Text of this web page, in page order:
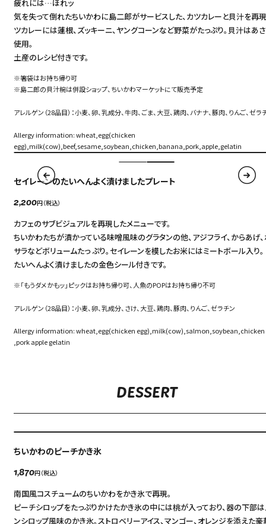
疲れには…ほれッ
気を失って倒れたちいかわに島二郎がサービスした、カツカレーと貝汁を再現
ツカレーには蓮根、ズッキーニ、ヤングコーンなど野菜がたっぷり。貝汁はあ
使用。
土産のレシピ付きです。
※箸袋はお持ち帰り可
※島二郎の貝汁椀は併設ショップ、ちいかわマーケットにて販売予定
アレルゲン（28品目）：小麦、卵、乳成分、牛肉、ごま、大豆、鶏肉、バナナ、豚肉、りんご、ゼラ
Allergy information: wheat,egg(chicken
egg),milk(cow),beef,sesame,soybean,chicken,banana,pork,apple,gelatin
セイレーンのたいへんよく漬けましたプレート
2,200円（税込）
カフェのサブビジュアルを再現したメニューです。
ちいかわたちが漬かっている味噌風味のグラタンの他、アジフライ、からあげ
サラなどボリュームたっ ぷり。セイレーンを模したお米にはミートボール入り。
たいへんよく漬けましたの金色シール付きです。
※「もうダメかもッ」ピックはお持ち帰り可、人魚のPOPはお持ち帰り不可
アレルゲン（28品目）：小麦、卵、乳成分、さけ、大豆、鶏肉、豚肉、りんご、ゼラチン
Allergy information: wheat,egg(chicken egg),milk(cow),salmon,soybean,chicken
,pork apple gelatin
DESSERT
ちいかわのピーチかき氷
1,870円（税込）
南国風コスチュームのちいかわをかき氷で再現。
ピーチシロップをたっぷりかけたかき氷の中には桃が入っており、器の下部
ンシロップ風味のかき氷。ストロベリーアイス、マンゴー、オレンジを添えた